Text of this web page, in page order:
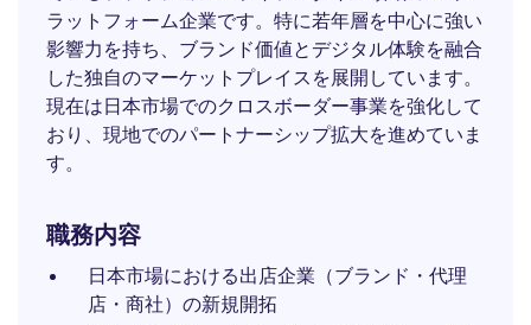
ラットフォーム企業です。特に若年層を中心に強い
影響力を持ち、ブランド価値とデジタル体験を融合
した独自のマーケットプレイスを展開しています。
現在は日本市場でのクロスボーダー事業を強化して
おり、現地でのパートナーシップ拡大を進めていま
す。
職務内容
日本市場における出店企業（ブランド・代理
店・商社）の新規開拓